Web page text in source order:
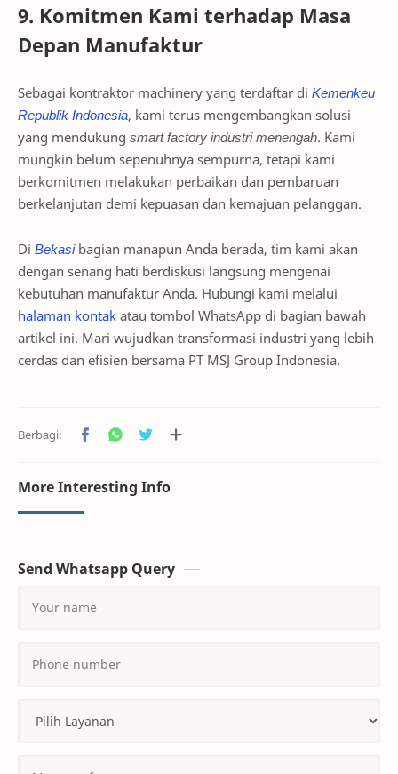
9. Komitmen Kami terhadap Masa
Depan Manufaktur
Sebagai kontraktor machinery yang terdaftar di Kemenkeu
Republik Indonesia, kami terus mengembangkan solusi
yang mendukung smart factory industri menengah. Kami
mungkin belum sepenuhnya sempurna, tetapi kami
berkomitmen melakukan perbaikan dan pembaruan
berkelanjutan demi kepuasan dan kemajuan pelanggan.
Di Bekasibagian manapun Anda berada, tim kami akan
dengan senang hati berdiskusi langsung mengenai
kebutuhan manufaktur Anda. Hubungi kami melalui
halaman kontak atau tombol WhatsApp di bagian bawah
artikel ini. Mari wujudkan transformasi industri yang lebih
cerdas dan efisien bersama PT MSJ Group Indonesia.
More Interesting Info
Send Whatsapp Query